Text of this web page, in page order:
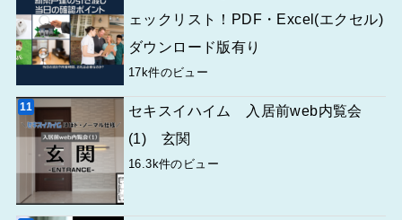
ェックリスト！PDF・Excel(エクセル)
ダウンロード版有り
17k件のビュー
セキスイハイム 入居前web内覧会
(1) 玄関
16.3k件のビュー